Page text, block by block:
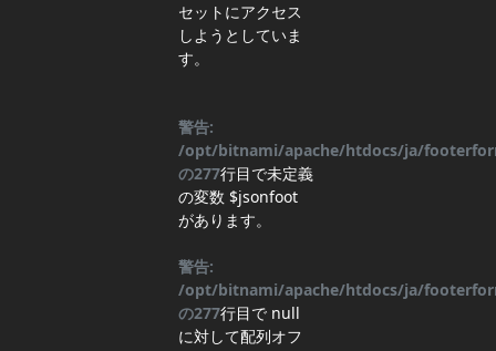
セットにアクセス
しようとしていま
す。
警告:
/opt/bitnami/apache/htdocs/ja/
の277行目で未定義
の変数 $jsonfoot
があります。
警告:
/opt/bitnami/apache/htdocs/ja/
の277行目で null
に対して配列オフ